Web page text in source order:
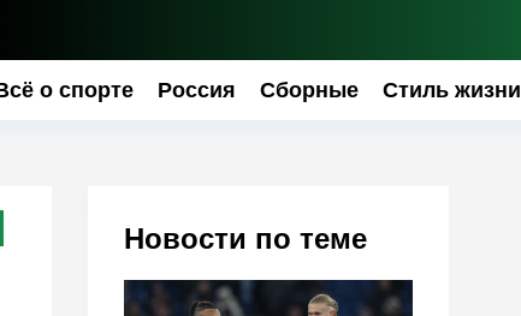
о спорте Россия Сборные Стиль жизни
Новости по теме